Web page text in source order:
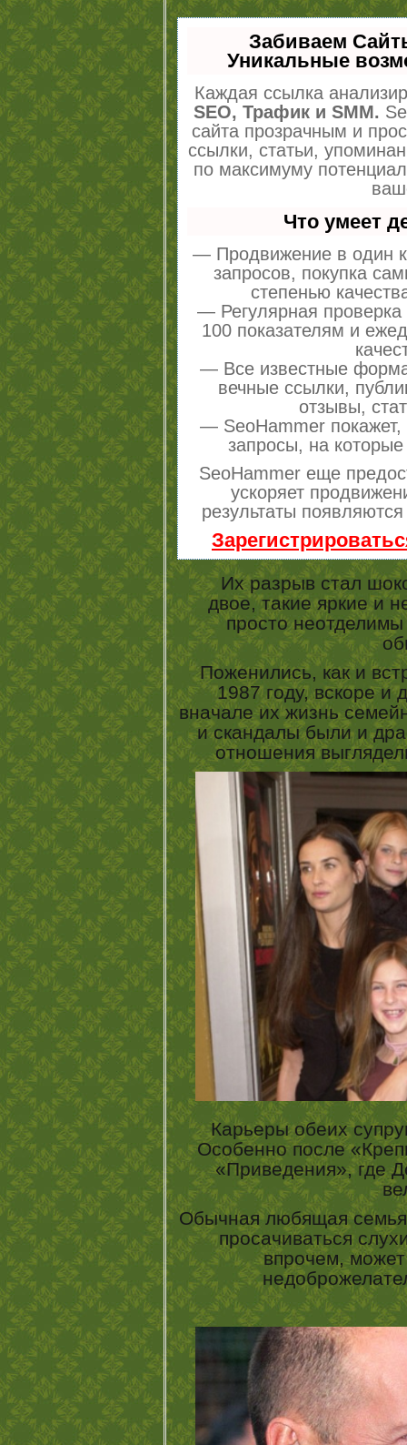
Забиваем
Уникальные
Каждая ссылка
SEO, Трафик и SMM.
сайта прозрачным и
ссылки, статьи,
по максимуму
Что умеет
— Продвижение в один
запросов, покупка
степенью
— Регулярная проверка
100 показателям и
— Все известные
вечные ссылки,
отзывы,
— SeoHammer покажет,
запросы, на
SeoHammer еще
ускоряет
результаты
Их разрыв стал
двое, такие яркие и
просто неотделимы
Поженились, как и
1987 году, вскоре и
вначале их жизнь
и скандалы были и
отношения
Карьеры обеих
Особенно после
«Приведения», где
Обычная любящая
просачиваться
впрочем,